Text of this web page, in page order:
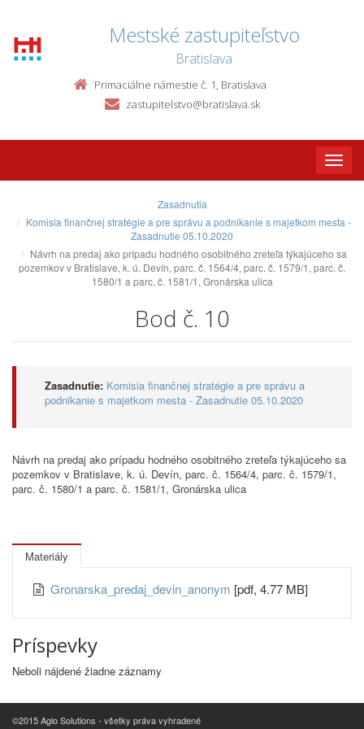
Mestské zastupiteľstvo
Bratislava
Primaciálne námestie č. 1, Bratislava
zastupitelstvo@bratislava.sk
Toggle
Zasadnutia
Komisia finančnej stratégie a pre správu a podnikanie s majetkom mesta -
Zasadnutie 05.10.2020
Návrh na predaj ako prípadu hodného osobitného zreteľa týkajúceho sa
pozemkov v Bratislave, k. ú. Devín, parc. č. 1564/4, parc. č. 1579/1, parc. č.
1580/1 a parc. č. 1581/1, Gronárska ulica
Bod č. 10
Zasadnutie: Komisia finančnej stratégie a pre správu a
podnikanie s majetkom mesta - Zasadnutie 05.10.2020
Návrh na predaj ako prípadu hodného osobitného zreteľa týkajúceho sa
pozemkov v Bratislave, k. ú. Devín, parc. č. 1564/4, parc. č. 1579/1,
parc. č. 1580/1 a parc. č. 1581/1, Gronárska ulica
Materiály
Gronarska_predaj_devin_anonym [pdf, 4.77 MB]
Príspevky
Neboli nájdené žiadne záznamy
©2015 Aglo Solutions - všetky práva vyhradené